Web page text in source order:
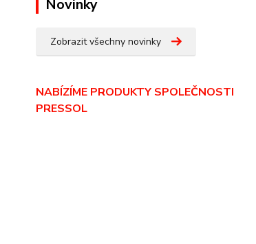
Novinky
Zobrazit všechny novinky
NABÍZÍME PRODUKTY SPOLEČNOSTI
PRESSOL